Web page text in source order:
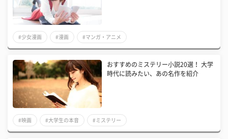
#少女漫画 #漫画 #マンガ・アニメ
おすすめのミステリー小説20選！ 大学
時代に読みたい、あの名作を紹介
#映画 #大学生の本音 #ミステリー